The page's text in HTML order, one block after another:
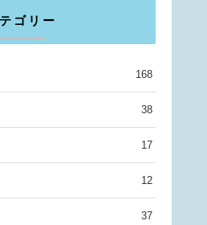
ゴリー
168
38
17
12
37